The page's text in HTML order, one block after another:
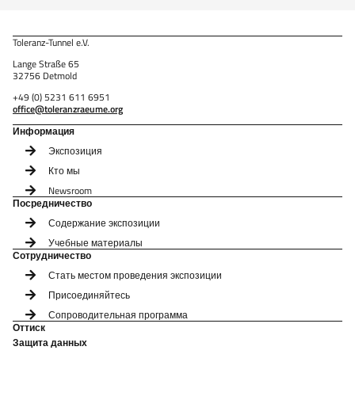
Toleranz-Tunnel e.V.
Lange Straße 65
32756 Detmold
+49 (0) 5231 611 6951
office@toleranzraeume.org
Информация
Экспозиция
Кто мы
Newsroom
Посредничество
Содержание экспозиции
Учебные материалы
Сотрудничество
Стать местом проведения экспозиции
Присоединяйтесь
Сопроводительная программа
Оттиск
Защита данных